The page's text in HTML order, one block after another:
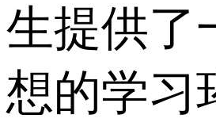
生提供了
想的学习